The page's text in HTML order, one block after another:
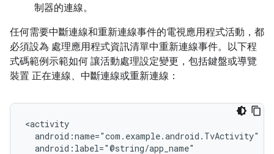
制器的連線。
任何需要中斷連線和重新連線事件的電視應用程式活動，都
必須設為 處理應用程式資訊清單中重新連線事件。以下程
式碼範例示範如何 讓活動處理設定變更，包括鍵盤或導覽
裝置 正在連線、中斷連線或重新連線：